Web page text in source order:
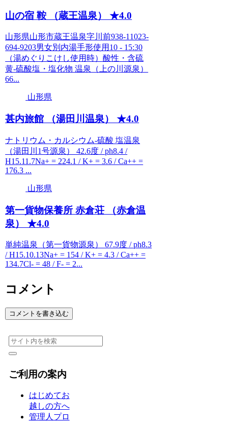
山の宿 鞍 （蔵王温泉） ★4.0
山形県山形市蔵王温泉字川前938-11023-
694-9203男女別内湯手形使用10 - 15:30
（湯めぐりこけし使用時）酸性・含硫
黄-硫酸塩・塩化物 温泉（上の川源泉）
66...
山形県
甚内旅館 （湯田川温泉） ★4.0
ナトリウム・カルシウム-硫酸 塩温泉
（湯田川1号源泉） 42.6度 / ph8.4 /
H15.11.7Na+ = 224.1 / K+ = 3.6 / Ca++ =
176.3 ...
山形県
第一貨物保養所 赤倉荘 （赤倉温
泉） ★4.0
単純温泉（第一貨物源泉） 67.9度 / ph8.3
/ H15.10.13Na+ = 154 / K+ = 4.3 / Ca++ =
134.7Cl- = 48 / F- = 2...
コメント
コメントを書き込む
ご利用の案内
はじめてお
越しの方へ
管理人プロ